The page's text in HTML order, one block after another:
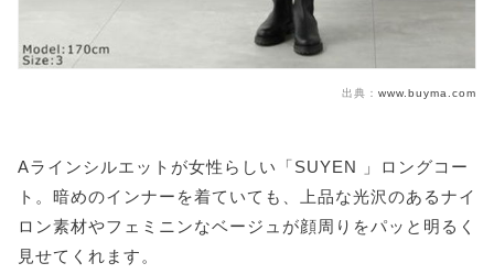
出典： www.buyma.com
Aラインシルエットが女性らしい「SUYEN 」ロングコー
ト。暗めのインナーを着ていても、上品な光沢のあるナイ
ロン素材やフェミニンなベージュが顔周りをパッと明るく
見せてくれます。